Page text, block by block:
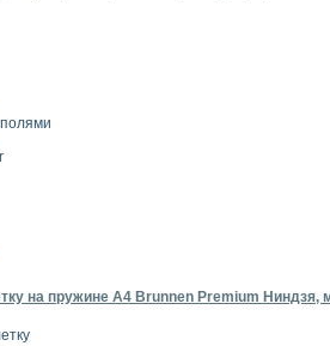
на пружине А4 Brunnen Premium Ниндзя,